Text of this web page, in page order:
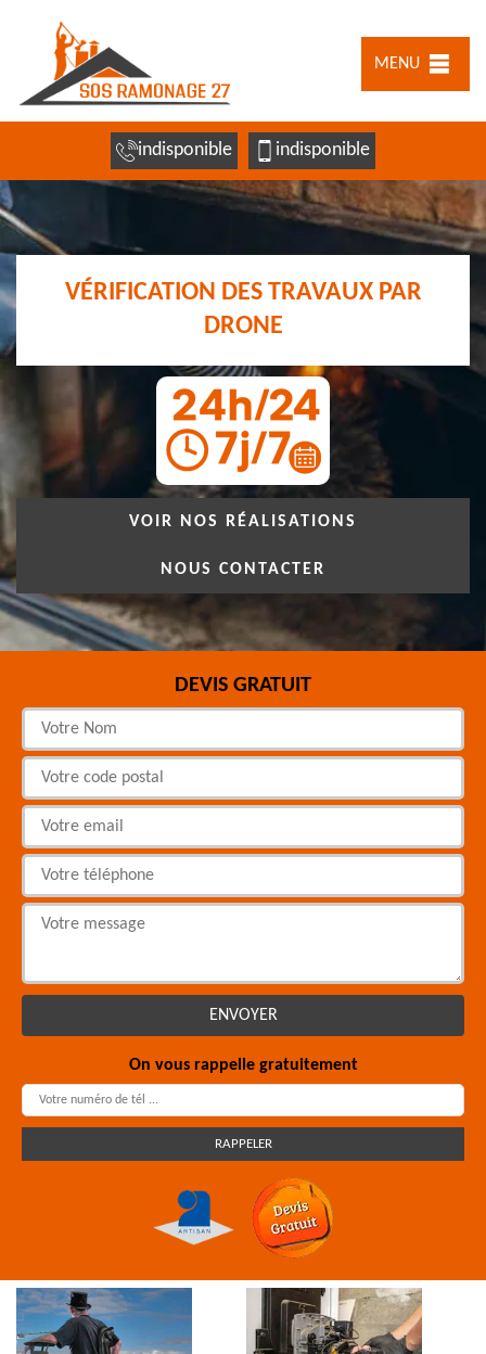
MENU
indisponible indisponible
VÉRIFICATION DES TRAVAUX PAR
DRONE
VOIR NOS RÉALISATIONS
NOUS CONTACTER
DEVIS GRATUIT
On vous rappelle gratuitement